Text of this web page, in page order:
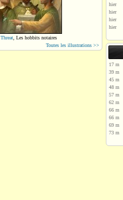
,Les hobbits notaires
Toutes les illustrations >>
hier
hier
hier
hier
17 m
39 m
45 m
48 m
57 m
62 m
66 m
66 m
69 m
73 m